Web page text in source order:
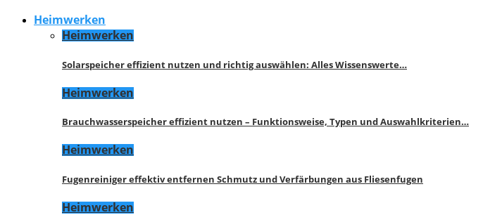
Heimwerken
Heimwerken
Solarspeicher effizient nutzen und richtig auswählen: Alles Wissenswerte…
Heimwerken
Brauchwasserspeicher effizient nutzen – Funktionsweise, Typen und Auswahlkriterien…
Heimwerken
Fugenreiniger effektiv entfernen Schmutz und Verfärbungen aus Fliesenfugen
Heimwerken